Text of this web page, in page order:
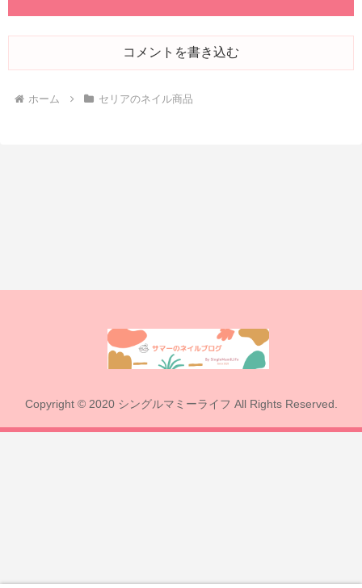
コメントを書き込む
ホーム セリアのネイル商品
Copyright © 2020 シングルマミーライフ All Rights Reserved.